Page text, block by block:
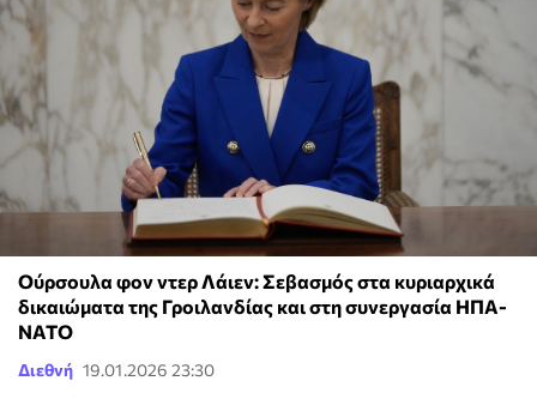
Ούρσουλα φον ντερ Λάιεν: Σεβασμός στα κυριαρχικά
δικαιώματα της Γροιλανδίας και στη συνεργασία ΗΠΑ-
ΝΑΤΟ
Διεθνή 19.01.2026 23:30